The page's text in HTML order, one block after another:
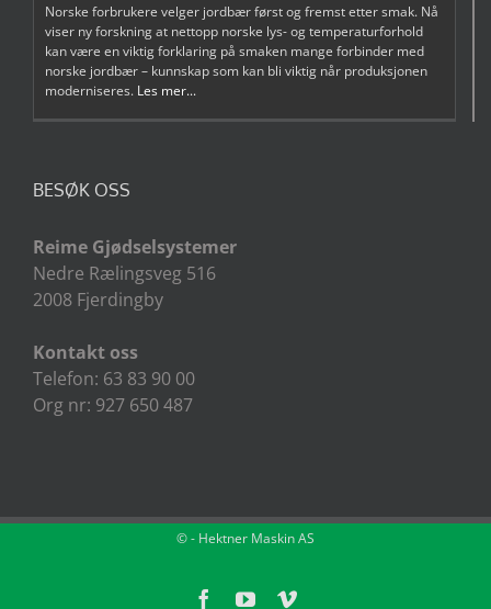
Norske forbrukere velger jordbær først og fremst etter smak. Nå
viser ny forskning at nettopp norske lys- og temperaturforhold
kan være en viktig forklaring på smaken mange forbinder med
norske jordbær – kunnskap som kan bli viktig når produksjonen
moderniseres. Les mer...
BESØK OSS
Reime Gjødselsystemer
Nedre Rælingsveg 516
2008 Fjerdingby
Kontakt oss
Telefon: 63 83 90 00
Org nr: 927 650 487
©- Hektner Maskin AS
Facebook
YouTubeVimeo